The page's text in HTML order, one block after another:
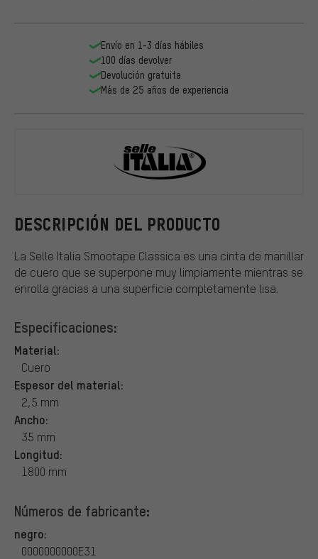
DESCRIPCIÓN DEL PRODUCTO
La Selle Italia Smootape Classica es una cinta de manillar
de cuero que se superpone muy limpiamente mientras se
enrolla gracias a una superficie completamente lisa.
Especificaciones:
Material:
Cuero
Espesor del material:
2,5 mm
Ancho:
35 mm
Longitud:
1800 mm
Números de fabricante:
negro:
0000000000E31
Envío en 1-3 días hábiles
100 días devolver
Devolución gratuita
Más de 25 años de experiencia